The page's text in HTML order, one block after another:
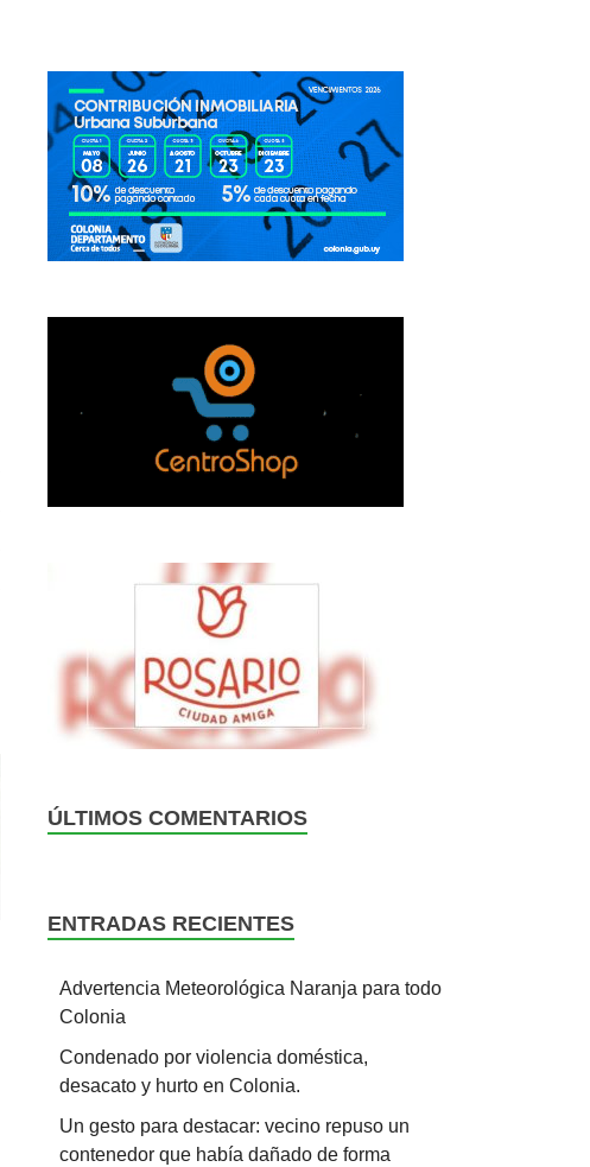
ÚLTIMOS COMENTARIOS
ENTRADAS RECIENTES
Advertencia Meteorológica Naranja para todo
Colonia
Condenado por violencia doméstica,
desacato y hurto en Colonia.
Un gesto para destacar: vecino repuso un
contenedor que había dañado de forma